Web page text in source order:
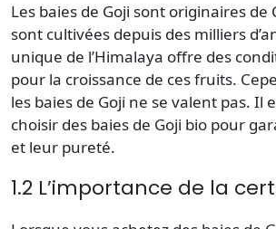
Les baies de Goji sont originaires de
sont cultivées depuis des milliers
unique de l’Himalaya offre des
pour la croissance de ces fruits.
les baies de Goji ne se valent pas. Il
choisir des baies de Goji bio pour
et leur pureté.
1.2 L’importance de la